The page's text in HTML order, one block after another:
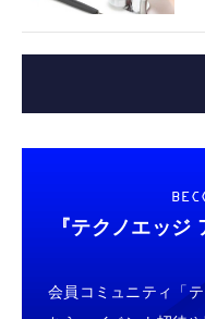
『テクノエッジ
会員コミュニティ「